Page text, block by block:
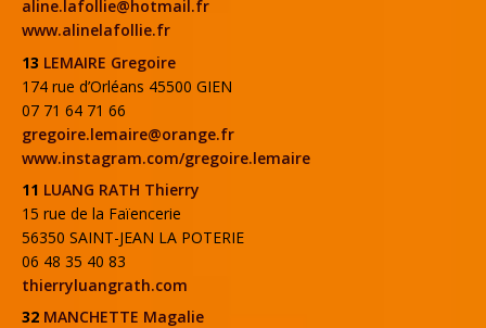
aline.lafollie@hotmail.fr
www.alinelafollie.fr
13 LEMAIRE Gregoire
174 rue d’Orléans 45500 GIEN
07 71 64 71 66
gregoire.lemaire@orange.fr
www.instagram.com/gregoire.lemaire
11 LUANG RATH Thierry
15 rue de la Faïencerie
56350 SAINT-JEAN LA POTERIE
06 48 35 40 83
thierryluangrath.com
32 MANCHETTE Magalie